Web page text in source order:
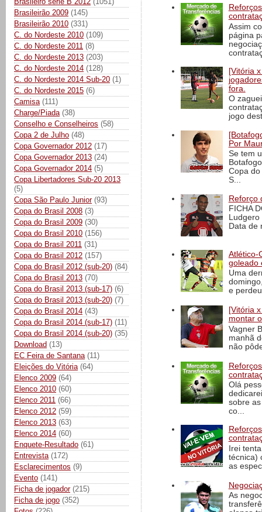
Brasileirão 2009 (145)
Brasileirão 2010 (331)
C. do Nordeste 2010 (109)
C. do Nordeste 2011 (8)
C. do Nordeste 2013 (203)
C. do Nordeste 2014 (128)
C. do Nordeste 2014 Sub-20 (1)
C. do Nordeste 2015 (6)
Camisa (111)
Charge/Piada (38)
Conselho e Conselheiros (58)
Copa 2 de Julho (48)
Copa Governador 2012 (17)
Copa Governador 2013 (24)
Copa Governador 2014 (5)
Copa Libertadores Sub-20 2013
(5)
Copa São Paulo Junior (93)
Copa do Brasil 2008 (3)
Copa do Brasil 2009 (30)
Copa do Brasil 2010 (156)
Copa do Brasil 2011 (31)
Copa do Brasil 2012 (157)
Copa do Brasil 2012 (sub-20) (84)
Copa do Brasil 2013 (70)
Copa do Brasil 2013 (sub-17) (6)
Copa do Brasil 2013 (sub-20) (7)
Copa do Brasil 2014 (43)
Copa do Brasil 2014 (sub-17) (11)
Copa do Brasil 2014 (sub-20) (35)
Download (13)
EC Feira de Santana (11)
Eleições do Vitória (64)
Elenco 2009 (64)
Elenco 2010 (60)
Elenco 2011 (66)
Elenco 2012 (59)
Elenco 2013 (63)
Elenco 2014 (60)
Enquete-Resultado (61)
Entrevista (172)
Esclarecimentos (9)
Evento (141)
Ficha de jogador (215)
Ficha de jogo (352)
Assim
página
[Vitória
fora.
O
jogo
Por
Se tem
Copa
S...
Reforço
FICHA
Data de
Atlético-
goleado
Uma
e
[Vitória
montar
Vagner
manhã
não
Olá
sobre
co...
Irei
técnica)
as
As